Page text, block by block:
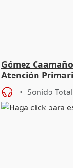
Gómez
Atención
Sonido